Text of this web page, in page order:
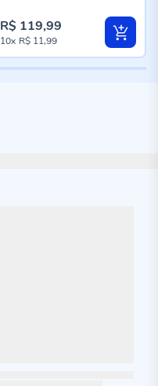
R$ 119,99
10x R$ 11,99